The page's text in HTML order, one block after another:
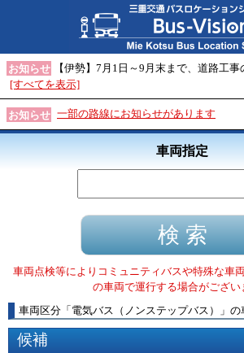
お知らせ
【伊勢】7月1日～9月末まで、道路工
[すべてを表示]
お知らせ 一部の路線にお知らせがあります
車両指定
車両点検等によりコミュニティバスや特殊な車
の車両で運行する場合がござい
車両区分 「 電気バス（ノンステップバス） 」 の
候補